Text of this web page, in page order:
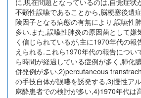
に,現在問題となっているのは,自覚症状
不顕性誤嚥であることから,脳梗塞後遺
険因子となる病態の有無により,誤嚥性
多い.また,誤嚥性肺炎の原因菌として嫌
く信じられているが,主に1970年代の報
えられる.これら1970年代の報告につい
ら時間が経過している症例が多く,肺化
併発例が多い,2)percutaneous
の手技自体が誤嚥を誘発する,3)慢性ア
麻酔患者での検討が多い,4)1970年代は